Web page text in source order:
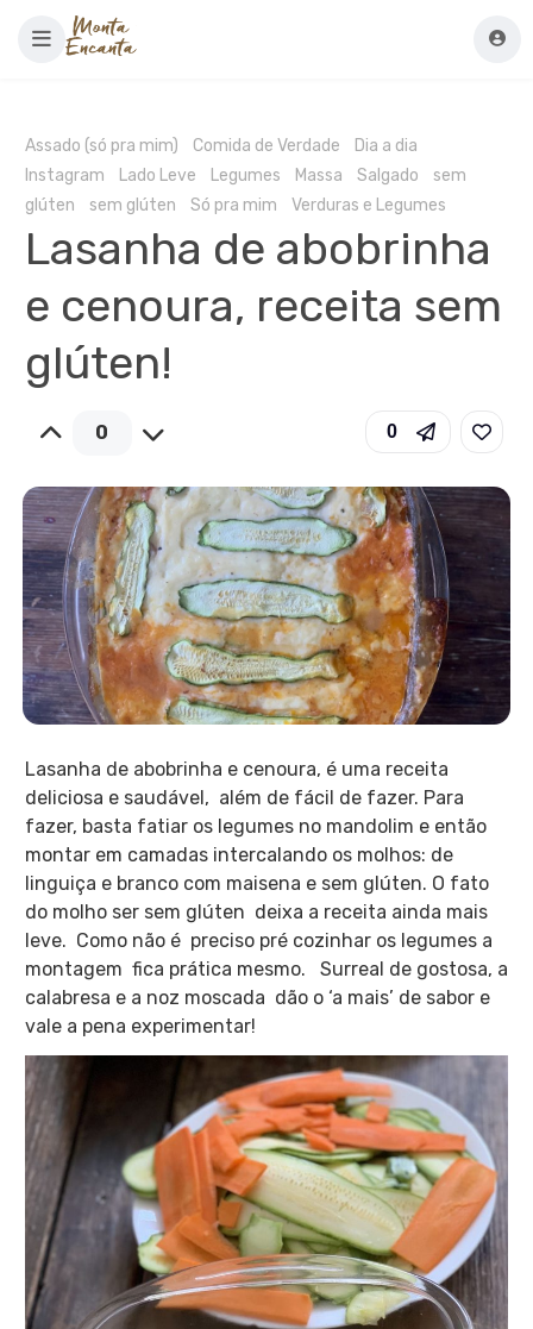
Assado (só pra mim) Comida de Verdade
Dia a dia
Instagram
Lado Leve Legumes Massa Salgado
sem
glúten
sem glúten Só pra mim Verduras e Legumes
Lasanha de abobrinha
e cenoura, receita sem
glúten!
0 0
Lasanha de abobrinha e cenoura, é uma receita
deliciosa e saudável, além de fácil de fazer. Para
fazer, basta fatiar os legumes no mandolim e então
montar em camadas intercalando os molhos: de
linguiça e branco com maisena e sem glúten. O fato
do molho ser sem glúten deixa a receita ainda mais
leve. Como não é preciso pré cozinhar os legumes a
montagem fica prática mesmo. Surreal de gostosa, a
calabresa e a noz moscada dão o ‘a mais’ de sabor e
vale a pena experimentar!